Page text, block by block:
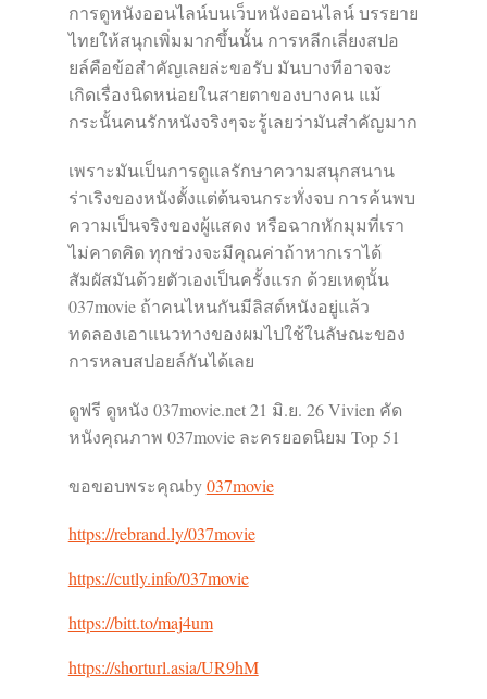
การดูหนังออนไลน์บนเว็บหนังออนไลน์ บรรยาย
ไทยให้สนุกเพิ่มมากขึ้นนั้น การหลีกเลี่ยงสปอ
ยล์คือข้อสำคัญเลยล่ะขอรับ มันบางทีอาจจะ
เกิดเรื่องนิดหน่อยในสายตาของบางคน แม้
กระนั้นคนรักหนังจริงๆจะรู้เลยว่ามันสำคัญมาก
เพราะมันเป็นการดูแลรักษาความสนุกสนาน
ร่าเริงของหนังตั้งแต่ต้นจนกระทั่งจบ การค้นพบ
ความเป็นจริงของผู้แสดง หรือฉากหักมุมที่เรา
ไม่คาดคิด ทุกช่วงจะมีคุณค่าถ้าหากเราได้
สัมผัสมันด้วยตัวเองเป็นครั้งแรก ด้วยเหตุนั้น
037movie ถ้าคนไหนกันมีลิสต์หนังอยู่แล้ว
ทดลองเอาแนวทางของผมไปใช้ในลัษณะของ
การหลบสปอยล์กันได้เลย
ดูฟรี ดูหนัง 037movie.net 21 มิ.ย. 26 Vivien คัด
หนังคุณภาพ 037movie ละครยอดนิยม Top 51
ขอขอบพระคุณby037movie
https://rebrand.ly/037movie
https://cutly.info/037movie
https://bitt.to/maj4um
https://shorturl.asia/UR9hM